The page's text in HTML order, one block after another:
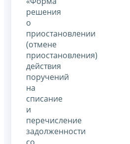
решения
о
приостановлении
(отмене
приостановления)
действия
поручений
на
списание
и
перечисление
задолженности
со